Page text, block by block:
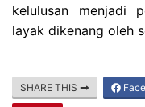
kelulusan menjadi
layak dikenang oleh
SHARE THIS